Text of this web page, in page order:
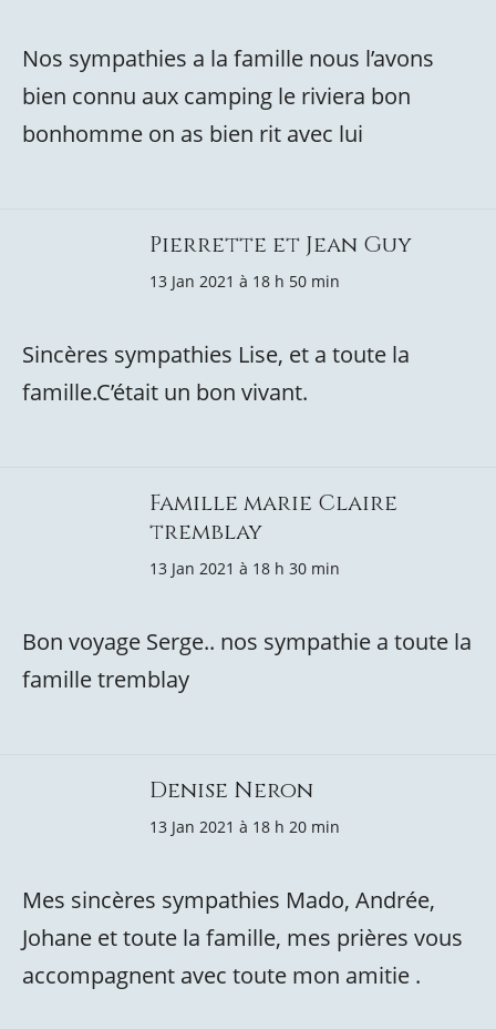
Nos sympathies a la famille nous l’avons
bien connu aux camping le riviera bon
bonhomme on as bien rit avec lui
Pierrette et Jean Guy
13 Jan 2021 à 18 h 50 min
Sincères sympathies Lise, et a toute la
famille.C’était un bon vivant.
Famille marie Claire
tremblay
13 Jan 2021 à 18 h 30 min
Bon voyage Serge.. nos sympathie a toute la
famille tremblay
Denise Neron
13 Jan 2021 à 18 h 20 min
Mes sincères sympathies Mado, Andrée,
Johane et toute la famille, mes prières vous
accompagnent avec toute mon amitie .